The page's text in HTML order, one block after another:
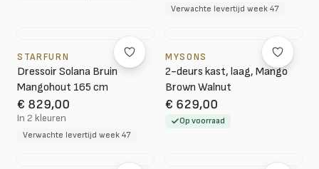
Verwachte levertijd week 47
STARFURN
Dressoir Solana Bruin
Mangohout 165 cm
€ 829,00
In 2 kleuren
Verwachte levertijd week 47
MYSONS
2-deurs kast, laag, Mango
Brown Walnut
€ 629,00
Op voorraad